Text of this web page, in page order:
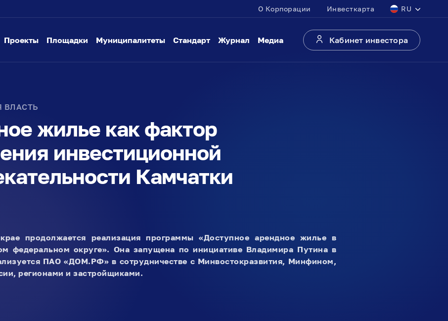
О Корпорации Инвесткарта RU
Проекты Площадки Муниципалитеты Стандарт Журнал Медиа Кабинет инвестора
ВЛАСТЬ
жилье как фактор
инвестиционной
Камчатки
продолжается реализация программы «Доступное арендное жилье в
федеральном округе». Она запущена по инициативе Владимира Путина в
ПАО «ДОМ.РФ» в сотрудничестве с Минвостокразвития, Минфином,
регионами и застройщиками.